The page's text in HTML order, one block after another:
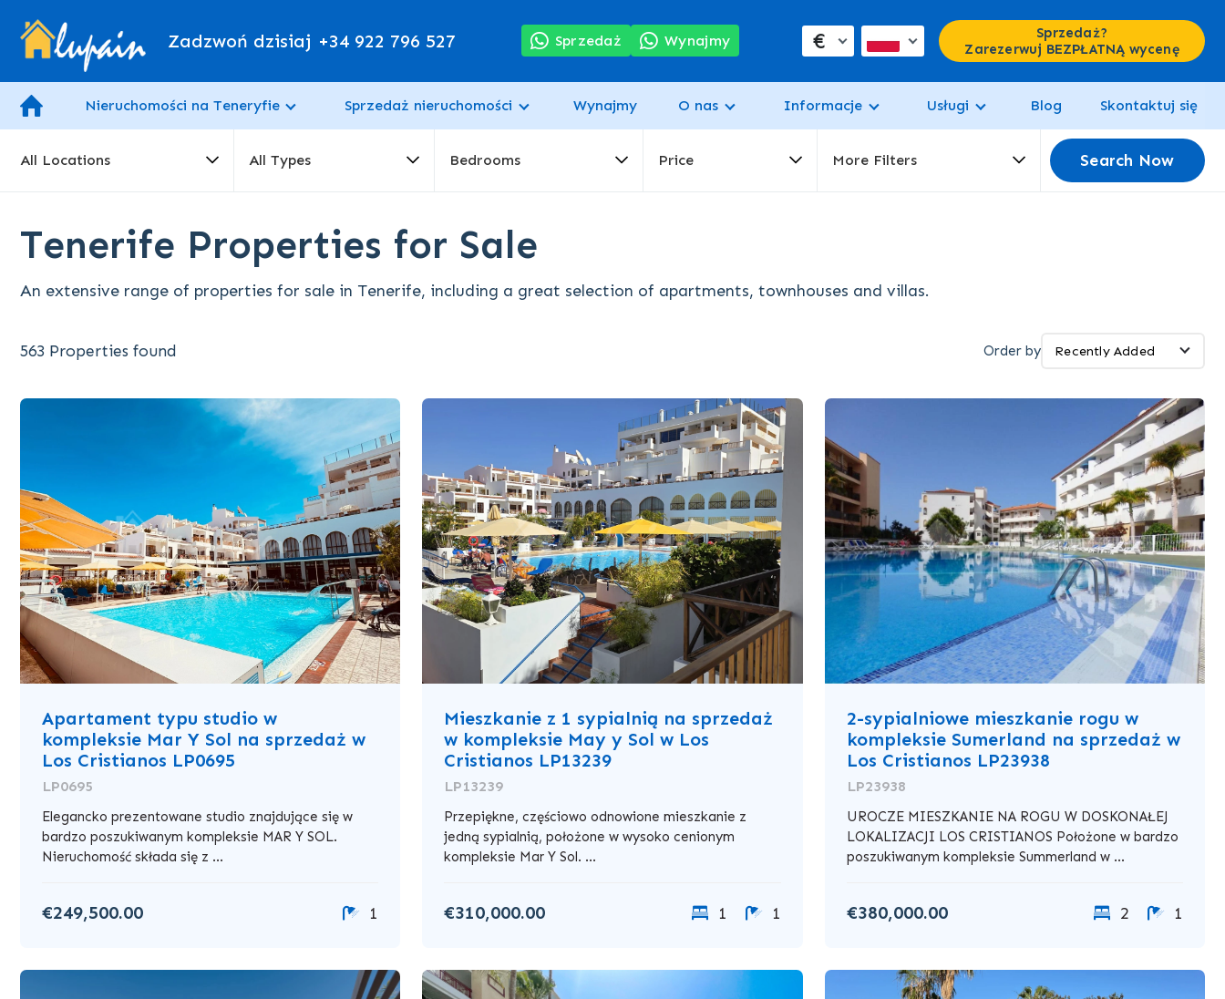
Zadzwoń dzisiaj +34 922 796 527 Sprzedaż Wynajmy €
Sprzedaż?
Zarezerwuj BEZPŁATNĄ wycenę
Nieruchomości na Teneryfie Sprzedaż nieruchomości Wynajmy O nas Informacje Usługi Blog Skontaktuj się
All Locations All Types Bedrooms Price More Filters Search Now
Tenerife Properties for Sale
An extensive range of properties for sale in Tenerife, including a great selection of apartments, townhouses and villas.
563 Properties found Order by
Apartament typu studio w
kompleksie Mar Y Sol na sprzedaż w
Los Cristianos LP0695
LP0695
Elegancko prezentowane studio znajdujące się w
bardzo poszukiwanym kompleksie MAR Y SOL.
Nieruchomość składa się z ...
€249,500.00 1
Mieszkanie z 1 sypialnią na sprzedaż
w kompleksie May y Sol w Los
Cristianos LP13239
LP13239
Przepiękne, częściowo odnowione mieszkanie z
jedną sypialnią, położone w wysoko cenionym
kompleksie Mar Y Sol. ...
€310,000.00 1 1
2-sypialniowe mieszkanie rogu w
kompleksie Sumerland na sprzedaż w
Los Cristianos LP23938
LP23938
UROCZE MIESZKANIE NA ROGU W DOSKONAŁEJ
LOKALIZACJI LOS CRISTIANOS Położone w bardzo
poszukiwanym kompleksie Summerland w ...
€380,000.00 2 1